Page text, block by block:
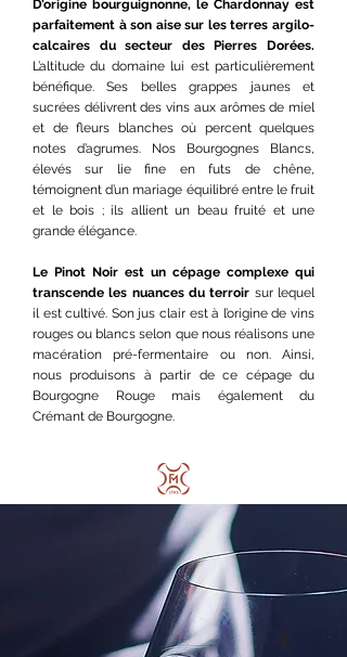
D’origine bourguignonne, le Chardonnay est
parfaitement à son aise sur les terres argilo-
calcaires du secteur des Pierres Dorées.
L’altitude du domaine lui est particulièrement
bénéfique. Ses belles grappes jaunes et
sucrées délivrent des vins aux arômes de miel
et de fleurs blanches où percent quelques
notes d’agrumes. Nos Bourgognes Blancs,
élevés sur lie fine en futs de chêne,
témoignent d’un mariage équilibré entre le fruit
et le bois ; ils allient un beau fruité et une
grande élégance.
Le Pinot Noir est un cépage complexe qui
transcende les nuances du terroir sur lequel
il est cultivé. Son jus clair est à l’origine de vins
rouges ou blancs selon que nous réalisons une
macération pré-fermentaire ou non. Ainsi,
nous produisons à partir de ce cépage du
Bourgogne Rouge mais également du
Crémant de Bourgogne.